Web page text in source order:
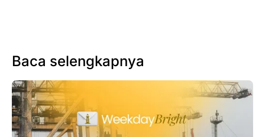
Baca selengkapnya